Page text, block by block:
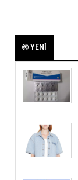
YENİ